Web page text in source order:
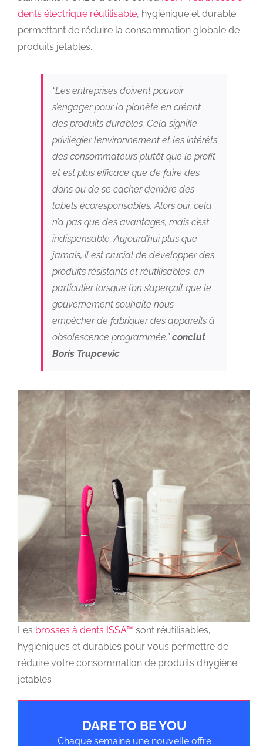
dents électrique réutilisable, hygiénique et durable
permettant de réduire la consommation globale de
produits jetables.
“Les entreprises doivent pouvoir
s’engager pour la planète en créant
des produits durables. Cela signifie
privilégier l’environnement et les intérêts
des consommateurs plutôt que le profit
et est plus efficace que de faire des
dons ou de se cacher derrière des
labels écoresponsables. Alors oui, cela
n’a pas que des avantages, mais c’est
indispensable. Aujourd’hui plus que
jamais, il est crucial de développer des
produits résistants et réutilisables, en
particulier lorsque l’on s’aperçoit que le
gouvernement souhaite nous
empêcher de fabriquer des appareils à
obsolescence programmée.”conclut
Boris Trupcevic.
Les brosses à dents ISSA™ sont réutilisables,
hygiéniques et durables pour vous permettre de
réduire votre consommation de produits d’hygiène
jetables
DARE TO BE YOU
Chaque semaine une nouvelle offre